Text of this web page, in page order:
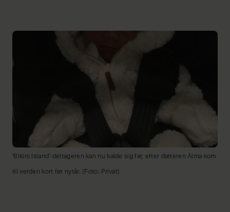
'Bikini Island'-deltageren kan nu kalde sig far, efter datteren Alma kom
til verden kort før nytår. (Foto: Privat)